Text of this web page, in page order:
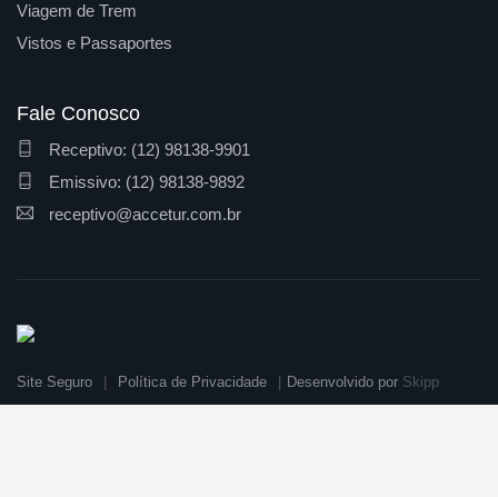
Viagem de Trem
Vistos e Passaportes
Fale Conosco
Receptivo: (12) 98138-9901
Emissivo: (12) 98138-9892
receptivo@accetur.com.br
Site Seguro Política de Privacidade Desenvolvido por Skipp